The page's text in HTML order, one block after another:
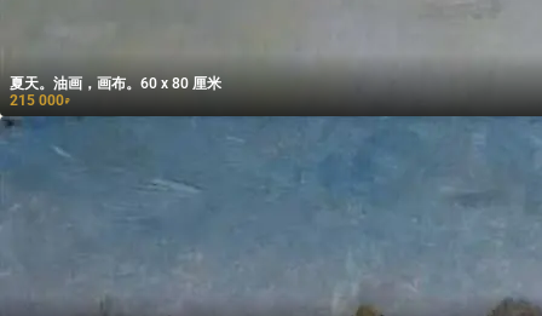
夏天。油画，画布。60 x 80 厘米
215 000₽